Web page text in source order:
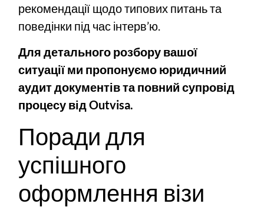
рекомендації щодо типових питань та
поведінки під час інтерв’ю.
Для детального розбору вашої
ситуації ми пропонуємо юридичний
аудит документів та повний супровід
процесу від Outvisa.
Поради для
успішного
оформлення візи